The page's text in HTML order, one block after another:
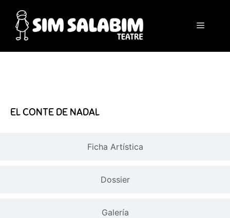
Ficha Artística
Dossier
Galería
EL CONTE DE NADAL